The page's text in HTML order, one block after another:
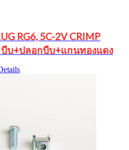
RG6, 5C-2V CRIMP
บีบ+ปลอกบีบ+แกนทองแดง